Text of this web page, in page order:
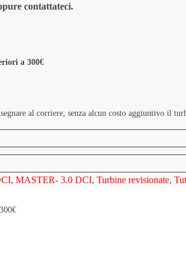
contattateci.
a 300€
al corriere, senza alcun costo aggiuntivo il
, MASTER- 3.0 DCI, Turbine revisionate,